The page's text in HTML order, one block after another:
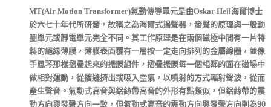
MT(Air Motion Transformer)氣動傳導單元是由Oskar Heil海爾博士
於六七十年代所研發，故稱之為海爾式揚聲器，發聲的原理與一般動
圈單元或靜電單元完全不同。其工作原理是在兩個磁極中間有一片特
製的絕緣薄膜，薄膜表面覆有一層按一定走向排列的金屬線圈，並像
手風琴那樣摺疊起來的振膜組件，摺疊振膜每一個相鄰的面在磁場中
做相對運動，從摺縫擠出或吸入空氣，以噴射的方式輻射聲波，從而
產生聲音。氣動式高音與鋁絲帶高音的外形有點類似，但鋁絲帶的震
動方向與發聲方向一致，但氣動式高音的震動方向與發聲方向則為90